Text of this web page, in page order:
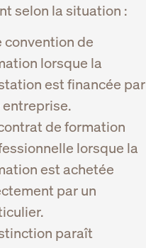
selon la situation :
convention de
lorsque la
est financée par
entreprise.
de formation
lorsque la
est achetée
par un
paraît